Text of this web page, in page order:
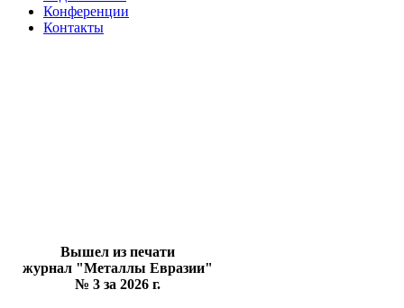
Конференции
Контакты
Вышел из печати
журнал "Металлы Евразии"
№ 3 за 2026 г.